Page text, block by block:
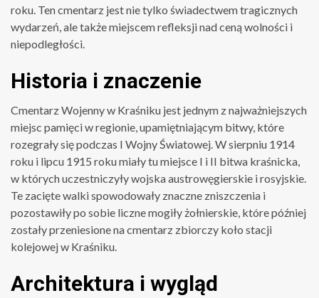
roku. Ten cmentarz jest nie tylko świadectwem tragicznych
wydarzeń, ale także miejscem refleksji nad ceną wolności i
niepodległości.
Historia i znaczenie
Cmentarz Wojenny w Kraśniku jest jednym z najważniejszych
miejsc pamięci w regionie, upamiętniającym bitwy, które
rozegrały się podczas I Wojny Światowej. W sierpniu 1914
roku i lipcu 1915 roku miały tu miejsce I i II bitwa kraśnicka,
w których uczestniczyły wojska austrowęgierskie i rosyjskie.
Te zacięte walki spowodowały znaczne zniszczenia i
pozostawiły po sobie liczne mogiły żołnierskie, które później
zostały przeniesione na cmentarz zbiorczy koło stacji
kolejowej w Kraśniku.
Architektura i wygląd